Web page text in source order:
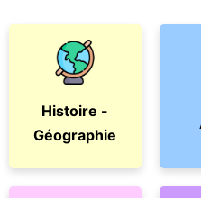
Histoire -
Géographie